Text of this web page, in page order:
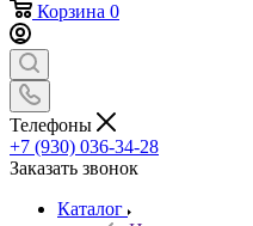
Корзина 0
Телефоны
+7 (930) 036-34-28
Заказать звонок
Каталог